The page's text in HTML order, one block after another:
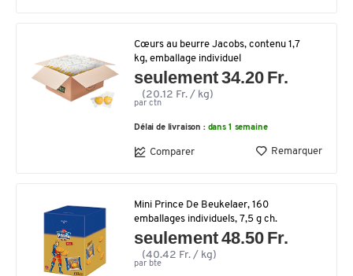
Cœurs au beurre Jacobs, contenu 1,7
kg, emballage individuel
seulement 34.20 Fr.
(20.12 Fr. / kg)
par ctn
Délai de livraison : dans 1 semaine
Comparer Remarquer
Mini Prince De Beukelaer, 160
emballages individuels, 7,5 g ch.
seulement 48.50 Fr.
(40.42 Fr. / kg)
par bte